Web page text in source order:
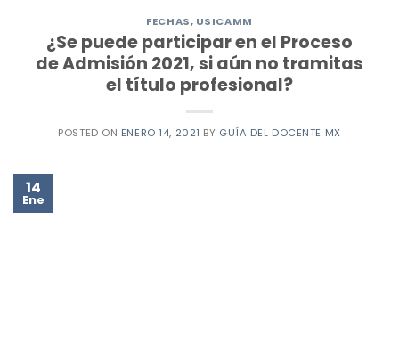
FECHAS, USICAMM
¿Se puede participar en el Proceso
de Admisión 2021, si aún no tramitas
el título profesional?
POSTED ON ENERO 14, 2021 BY GUÍA DEL DOCENTE MX
14
Ene